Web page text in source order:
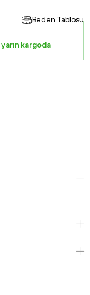
Beden Tablosu
yarın kargoda